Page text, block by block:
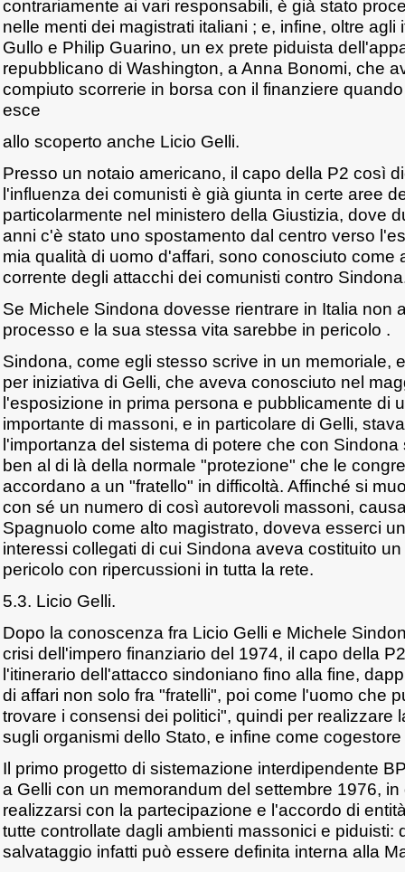
contrariamente ai vari responsabili, è già stato
nelle menti dei magistrati italiani ; e, infine, oltre
Gullo e Philip Guarino, un ex prete piduista
repubblicano di Washington, a Anna Bonomi, che
compiuto scorrerie in borsa con il finanziere
esce
allo scoperto anche Licio Gelli.
Presso un notaio americano, il capo della P2 così
l'influenza dei comunisti è già giunta in certe aree
particolarmente nel ministero della Giustizia, dove
anni c'è stato uno spostamento dal centro verso
mia qualità di uomo d'affari, sono conosciuto come
corrente degli attacchi dei comunisti contro
Se Michele Sindona dovesse rientrare in Italia non
processo e la sua stessa vita sarebbe in pericolo .
Sindona, come egli stesso scrive in un memoriale,
per iniziativa di Gelli, che aveva conosciuto nel
l'esposizione in prima persona e pubblicamente di
importante di massoni, e in particolare di Gelli,
l'importanza del sistema di potere che con
ben al di là della normale "protezione" che le
accordano a un "fratello" in difficoltà. Affinché si
con sé un numero di così autorevoli massoni,
Spagnuolo come alto magistrato, doveva esserci
interessi collegati di cui Sindona aveva costituito
pericolo con ripercussioni in tutta la rete.
5.3. Licio Gelli.
Dopo la conoscenza fra Licio Gelli e Michele
crisi dell'impero finanziario del 1974, il capo della
l'itinerario dell'attacco sindoniano fino alla fine,
di affari non solo fra "fratelli", poi come l'uomo che
trovare i consensi dei politici", quindi per realizzare
sugli organismi dello Stato, e infine come
Il primo progetto di sistemazione interdipendente
a Gelli con un memorandum del settembre 1976,
realizzarsi con la partecipazione e l'accordo di
tutte controllate dagli ambienti massonici e piduisti:
salvataggio infatti può essere definita interna alla